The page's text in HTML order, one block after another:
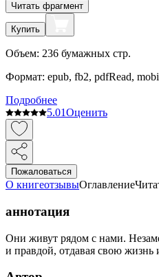
Читать фрагмент
Купить
Объем: 236 бумажных стр.
Формат: epub, fb2, pdfRead, mobi
Подробнее
5.01Оценить
Пожаловаться
О книгеотзывыОглавление
аннотация
Они живут рядом с нами.
и правдой, отдавая свою